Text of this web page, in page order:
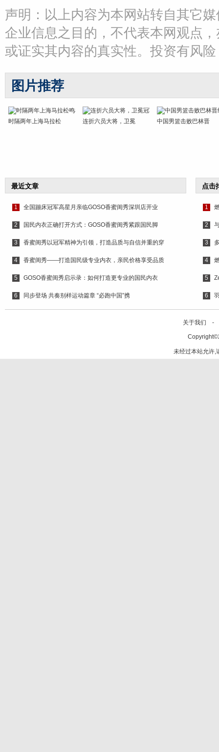
声明：以上内容为本网站转自其它
企业信息之目的，不代表本网观点
或证实其内容的真实性。投资有风
图片推荐
时隔两年上海马拉松 连折六员大将，卫冕 中国男篮击败巴林晋
最近文章
1 全国蹦床冠军高星月亲临GOSO香蜜闺秀深圳店开业
2 国民内衣正确打开方式：GOSO香蜜闺秀紧跟国民脚
3 香蜜闺秀以冠军精神为引领，打造品质与自信并重的穿
4 香蜜闺秀——打造国民级专业内衣，亲民价格享受品质
5 GOSO香蜜闺秀启示录：如何打造更专业的国民内衣
6 同步登场 共奏别样运动篇章 “必跑中国”携
点击
1
2
3
4
5
6
关于我们
未经过本站允许